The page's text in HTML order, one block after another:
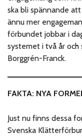
ska bli spännande
ännu mer
förbundet jobbar i
systemet i två år och
Borggrén-Franck.
FAKTA: NYA
Just nu finns dessa
Svenska